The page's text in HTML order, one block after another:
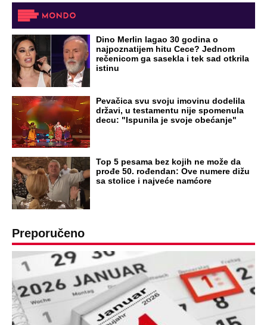
OD NAVODNOG HEROJA DO BRUTALNOG UBICE
GENERAL IVAN STRELJAO SRBE, A
HRVATI GA SLAVILI KAO HEROJA KNINA:
Par godina kasnije išao od kuće do kuće i
UBIJAO!
DRAMA ZBOG LJUBAVNE PRIČE
Zbog svadbe trudne Srpkinje i Albanca
proradio nacionalizam! Popljuvali ih samo
tako: "Ti si svoje srpsko izdala"